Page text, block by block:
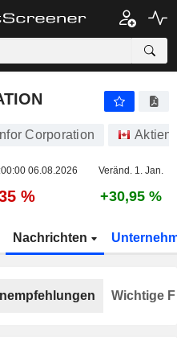
Corporation Aktien
06.08.2026 Veränd. 1. Jan.
% +30,95 %
Nachrichten
Wichtige